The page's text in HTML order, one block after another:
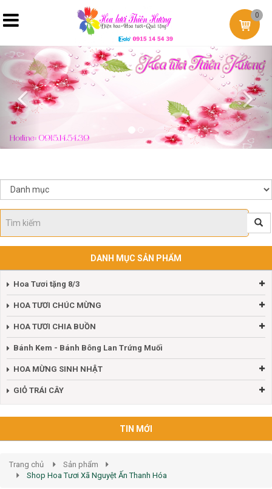
0
Previous
DANH MỤC SẢN PHẨM
Hoa Tươi tặng 8/3
HOA TƯƠI CHÚC MỪNG
HOA TƯƠI CHIA BUỒN
Bánh Kem - Bánh Bông Lan Trứng Muối
HOA MỪNG SINH NHẬT
GIỎ TRÁI CÂY
TIN MỚI
Trang chủ
Sản phẩm
Shop Hoa Tươi Xã Nguyệt Ấn Thanh Hóa